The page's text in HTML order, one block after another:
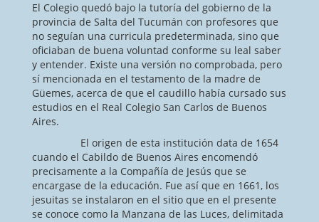
El Colegio quedó bajo la tutoría del gobierno de la
provincia de Salta del Tucumán con profesores que
no seguían una curricula predeterminada, sino que
oficiaban de buena voluntad conforme su leal saber
y entender. Existe una versión no comprobada, pero
sí mencionada en el testamento de la madre de
Güemes, acerca de que el caudillo había cursado sus
estudios en el Real Colegio San Carlos de Buenos
Aires.
El origen de esta institución data de 1654
cuando el Cabildo de Buenos Aires encomendó
precisamente a la Compañía de Jesús que se
encargase de la educación. Fue así que en 1661, los
jesuitas se instalaron en el sitio que en el presente
se conoce como la Manzana de las Luces, delimitada